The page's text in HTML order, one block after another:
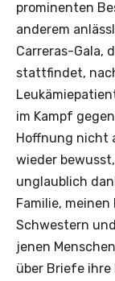
prominenten
anderem
Carreras-Gala,
stattfindet,
im Kampf
Hoffnung nicht
wieder
unglaublich
Familie,
Schwestern
jenen
über Briefe